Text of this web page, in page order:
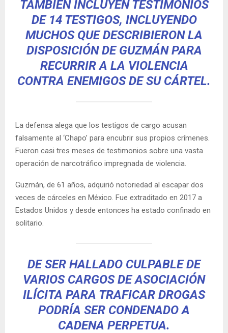
TAMBIÉN INCLUYEN TESTIMONIOS
DE 14 TESTIGOS, INCLUYENDO
MUCHOS QUE DESCRIBIERON LA
DISPOSICIÓN DE GUZMÁN PARA
RECURRIR A LA VIOLENCIA
CONTRA ENEMIGOS DE SU CÁRTEL.
La defensa alega que los testigos de cargo acusan
falsamente al ‘Chapo’ para encubrir sus propios crímenes.
Fueron casi tres meses de testimonios sobre una vasta
operación de narcotráfico impregnada de violencia.
Guzmán, de 61 años, adquirió notoriedad al escapar dos
veces de cárceles en México. Fue extraditado en 2017 a
Estados Unidos y desde entonces ha estado confinado en
solitario.
DE SER HALLADO CULPABLE DE
VARIOS CARGOS DE ASOCIACIÓN
ILÍCITA PARA TRAFICAR DROGAS
PODRÍA SER CONDENADO A
CADENA PERPETUA.